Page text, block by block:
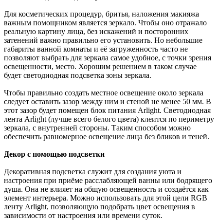
Для косметических процедур, бритья, наложения макияжа
важным помощником является зеркало. Чтобы оно отражало
реальную картину лица, без искажений и посторонних
затенений важно правильно его установить. Но небольшие
габариты ванной комнаты и её загруженность часто не
позволяют выбрать для зеркала самое удобное, с точки зрения
освещенности, место. Хорошим решением в таком случае
будет светодиодная подсветка зоны зеркала.
Чтобы правильно создать местное освещение около зеркала
следует оставить зазор между ним и стеной не менее 50 мм. В
этот зазор будет помещен блок питания Arlight. Светодиодная
лента Arlight (лучше всего белого цвета) клеится по периметру
зеркала, с внутренней стороны. Таким способом можно
обеспечить равномерное освещение лица без бликов и теней.
Декор с помощью подсветки
Декоративная подсветка служит для создания уюта и
настроения при приёме расслабляющей ванны или бодрящего
душа. Она не влияет на общую освещенность и создаётся как
элемент интерьера. Можно использовать для этой цели RGB
ленту Arlight, позволяющую подобрать цвет освещения в
зависимости от настроения или времени суток.